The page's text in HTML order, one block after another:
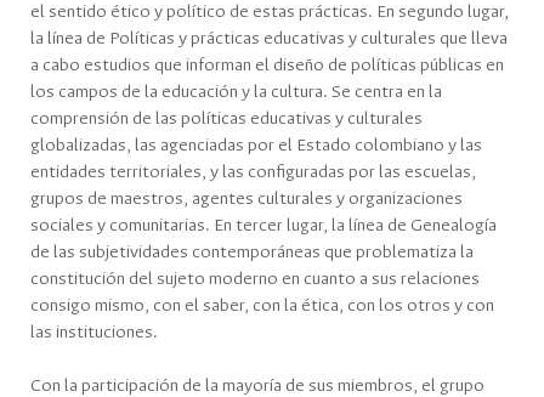
el sentido ético y político de estas prácticas. En segundo lugar,
la línea de Políticas y prácticas educativas y culturales que lleva
a cabo estudios que informan el diseño de políticas públicas en
los campos de la educación y la cultura. Se centra en la
comprensión de las políticas educativas y culturales
globalizadas, las agenciadas por el Estado colombiano y las
entidades territoriales, y las configuradas por las escuelas,
grupos de maestros, agentes culturales y organizaciones
sociales y comunitarias. En tercer lugar, la línea de Genealogía
de las subjetividades contemporáneas que problematiza la
constitución del sujeto moderno en cuanto a sus relaciones
consigo mismo, con el saber, con la ética, con los otros y con
las instituciones.
Con la participación de la mayoría de sus miembros, el grupo